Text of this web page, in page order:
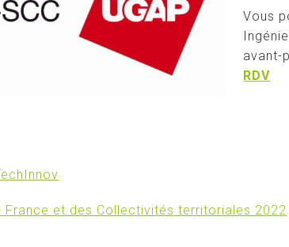
Vous
avant-
RDV
France et des Collectivités territoriales 2022